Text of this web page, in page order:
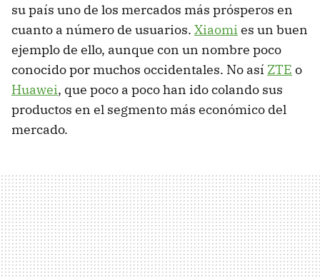
su país uno de los mercados más prósperos en
cuanto a número de usuarios. Xiaomi es un buen
ejemplo de ello, aunque con un nombre poco
conocido por muchos occidentales. No así ZTE o
Huawei, que poco a poco han ido colando sus
productos en el segmento más económico del
mercado.